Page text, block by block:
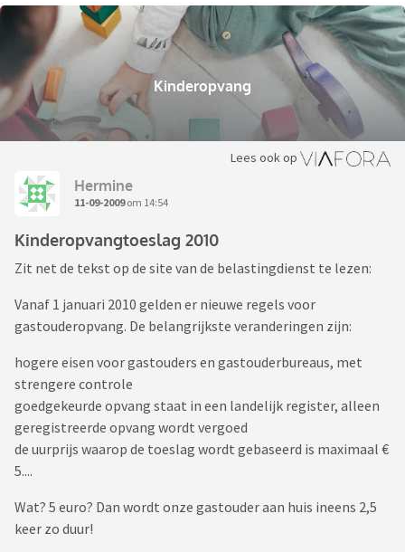
Kinderopvang
Lees ook op
Hermine
11-09-2009om 14:54
Kinderopvangtoeslag 2010
Zit net de tekst op de site van de belastingdienst te lezen:
Vanaf 1 januari 2010 gelden er nieuwe regels voor
gastouderopvang. De belangrijkste veranderingen zijn:
hogere eisen voor gastouders en gastouderbureaus, met
strengere controle
goedgekeurde opvang staat in een landelijk register, alleen
geregistreerde opvang wordt vergoed
de uurprijs waarop de toeslag wordt gebaseerd is maximaal €
5....
Wat? 5 euro? Dan wordt onze gastouder aan huis ineens 2,5
keer zo duur!